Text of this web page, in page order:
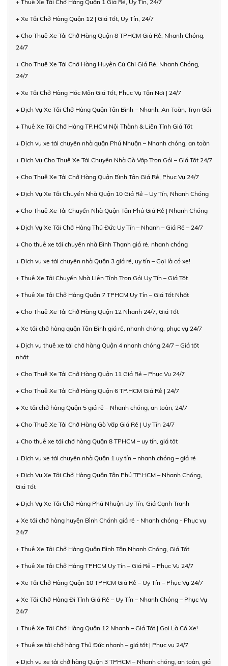
+ Thuê Xe Tải Chở Hàng Quận 1 Giá Rẻ, Uy Tín, 24/7
+ Xe Tải Chở Hàng Quận 12 | Giá Tốt, Uy Tín, 24/7
+ Cho Thuê Xe Tải Chở Hàng Quận 8 TPHCM Giá Rẻ, Nhanh Chóng,
24/7
+ Cho Thuê Xe Tải Chở Hàng Huyện Củ Chi Giá Rẻ, Nhanh Chóng,
24/7
+ Xe Tải Chở Hàng Hóc Môn Giá Tốt, Phục Vụ Tận Nơi | 24/7
+ Dịch Vụ Xe Tải Chở Hàng Quận Tân Bình – Nhanh, An Toàn, Trọn Gói
+ Thuê Xe Tải Chở Hàng TP.HCM Nội Thành & Liên Tỉnh Giá Tốt
+ Dịch vụ xe tải chuyển nhà quận Phú Nhuận – Nhanh chóng, an toàn
+ Dịch Vụ Cho Thuê Xe Tải Chuyển Nhà Gò Vấp Trọn Gói – Giá Tốt 24/7
+ Cho Thuê Xe Tải Chở Hàng Quận Bình Tân Giá Rẻ, Phục Vụ 24/7
+ Dịch Vụ Xe Tải Chuyển Nhà Quận 10 Giá Rẻ – Uy Tín, Nhanh Chóng
+ Cho Thuê Xe Tải Chuyển Nhà Quận Tân Phú Giá Rẻ | Nhanh Chóng
+ Dịch Vụ Xe Tải Chở Hàng Thủ Đức Uy Tín – Nhanh – Giá Rẻ – 24/7
+ Cho thuê xe tải chuyển nhà Bình Thạnh giá rẻ, nhanh chóng
+ Dịch vụ xe tải chuyển nhà Quận 3 giá rẻ, uy tín – Gọi là có xe!
+ Thuê Xe Tải Chuyển Nhà Liên Tỉnh Trọn Gói Uy Tín – Giá Tốt
+ Thuê Xe Tải Chở Hàng Quận 7 TPHCM Uy Tín – Giá Tốt Nhất
+ Cho Thuê Xe Tải Chở Hàng Quận 12 Nhanh 24/7, Giá Tốt
+ Xe tải chở hàng quận Tân Bình giá rẻ, nhanh chóng, phục vụ 24/7
+ Dịch vụ thuê xe tải chở hàng Quận 4 nhanh chóng 24/7 – Giá tốt
nhất
+ Cho Thuê Xe Tải Chở Hàng Quận 11 Giá Rẻ – Phục Vụ 24/7
+ Cho Thuê Xe Tải Chở Hàng Quận 6 TP.HCM Giá Rẻ | 24/7
+ Xe tải chở hàng Quận 5 giá rẻ – Nhanh chóng, an toàn, 24/7
+ Cho Thuê Xe Tải Chở Hàng Gò Vấp Giá Rẻ | Uy Tín 24/7
+ Cho thuê xe tải chở hàng Quận 8 TPHCM – uy tín, giá tốt
+ Dịch vụ xe tải chuyển nhà Quận 1 uy tín – nhanh chóng – giá rẻ
+ Dịch Vụ Xe Tải Chở Hàng Quận Tân Phú TP.HCM – Nhanh Chóng,
Giá Tốt
+ Dịch Vụ Xe Tải Chở Hàng Phú Nhuận Uy Tín, Giá Cạnh Tranh
+ Xe tải chở hàng huyện Bình Chánh giá rẻ - Nhanh chóng - Phục vụ
24/7
+ Thuê Xe Tải Chở Hàng Quận Bình Tân Nhanh Chóng, Giá Tốt
+ Thuê Xe Tải Chở Hàng TPHCM Uy Tín – Giá Rẻ – Phục Vụ 24/7
+ Xe Tải Chở Hàng Quận 10 TPHCM Giá Rẻ – Uy Tín – Phục Vụ 24/7
+ Xe Tải Chở Hàng Đi Tỉnh Giá Rẻ – Uy Tín – Nhanh Chóng – Phục Vụ
24/7
+ Thuê Xe Tải Chở Hàng Quận 12 Nhanh – Giá Tốt | Gọi Là Có Xe!
+ Thuê xe tải chở hàng Thủ Đức nhanh – giá tốt | Phục vụ 24/7
+ Dịch vụ xe tải chở hàng Quận 3 TPHCM – Nhanh chóng, an toàn, giá